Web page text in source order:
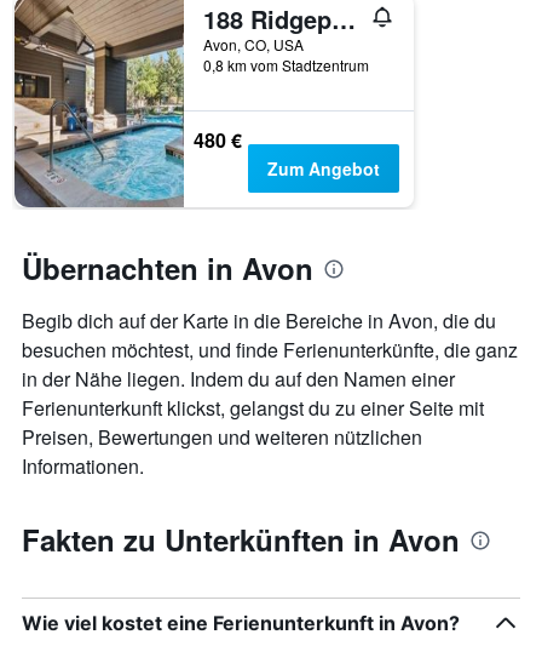
188 Ridgepoint Townhomes Townhouse
Avon, CO, USA
0,8 km vom Stadtzentrum
480 €
Zum Angebot
Übernachten in Avon
Begib dich auf der Karte in die Bereiche in Avon, die du
besuchen möchtest, und finde Ferienunterkünfte, die ganz
in der Nähe liegen. Indem du auf den Namen einer
Ferienunterkunft klickst, gelangst du zu einer Seite mit
Preisen, Bewertungen und weiteren nützlichen
Informationen.
Fakten zu Unterkünften in Avon
Wie viel kostet eine Ferienunterkunft in Avon?